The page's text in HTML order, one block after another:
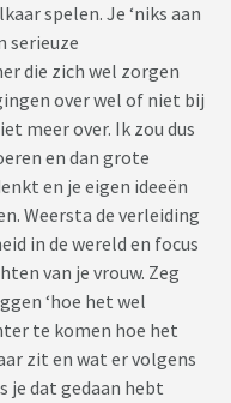
spelen. Je ‘niks aan
serieuze
die zich wel zorgen
over wel of niet bij
meer over. Ik zou dus
en dan grote
en je eigen ideeën
Weersta de verleiding
in de wereld en focus
van je vrouw. Zeg
‘hoe het wel
te komen hoe het
zit en wat er volgens
je dat gedaan hebt